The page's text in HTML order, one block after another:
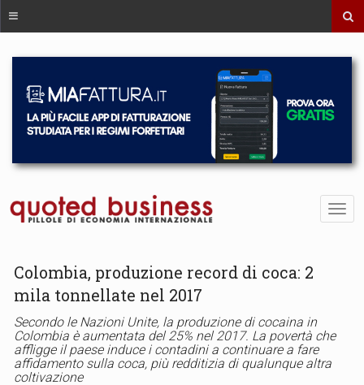
Colombia, produzione record di coca: 2
mila tonnellate nel 2017
Secondo le Nazioni Unite, la produzione di cocaina in
Colombia è aumentata del 25% nel 2017. La povertà che
affligge il paese induce i contadini a continuare a fare
affidamento sulla coca, più redditizia di qualunque altra
coltivazione